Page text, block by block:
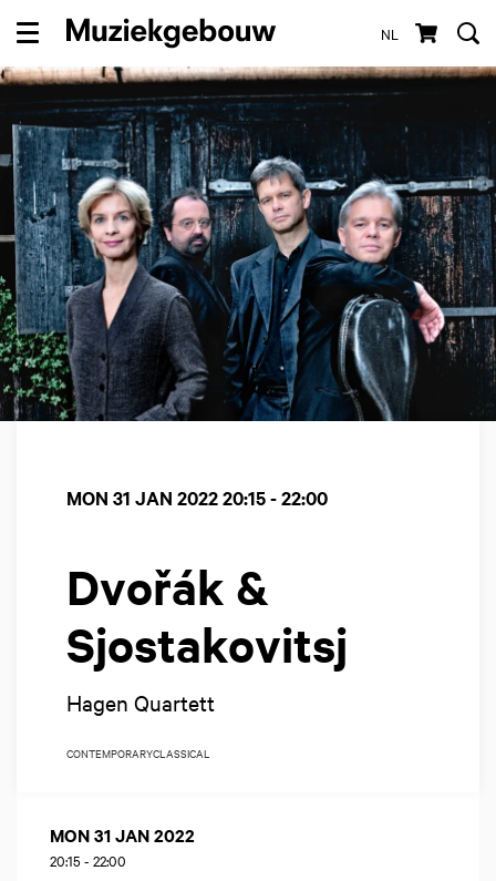
NL
Menu
Dvořák &
Sjostakovitsj
Hagen Quartett
MON 31 JAN 202220:15 - 22:00
CONTEMPORARYCLASSICAL
MON 31 JAN 2022
20:15 - 22:00